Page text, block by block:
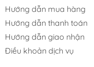
Jinx
Yasuo
Ahri
Lux
Zed
Hướng dẫn mua hàng
Hướng dẫn thanh toán
Hướng dẫn giao nhận
Điều khoản dịch vụ